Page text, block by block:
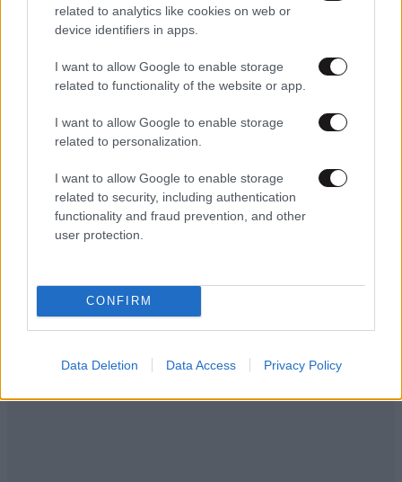
related to analytics like cookies on web or
device identifiers in apps.
I want to allow Google to enable storage
related to functionality of the website or app.
I want to allow Google to enable storage
related to personalization.
I want to allow Google to enable storage
related to security, including authentication
functionality and fraud prevention, and other
user protection.
CONFIRM
Data Deletion Data Access Privacy Policy
ΕΛΛΑΔΑ05·08·2026 21:24
«Κάηκε το σπίτι μας στην Ελλάδα λίγο πριν
μετακομίσουμε»: Απαρηγόρητη η οικογένεια
από τη Βρετανία που είδε το όνειρο ζωής να
γίνεται στάχτη